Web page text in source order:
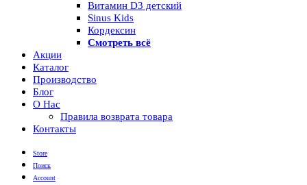
Витамин D3 детский
Sinus Kids
Кордексин
Смотреть всё
Акции
Каталог
Производство
Блог
О Нас
Правила возврата товара
Контакты
Store
Поиск
Account